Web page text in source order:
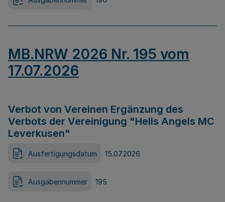
MB.NRW 2026 Nr. 195 vom
17.07.2026
Verbot von Vereinen Ergänzung des
Verbots der Vereinigung "Hells Angels MC
Leverkusen"
Ausfertigungsdatum 15.07.2026
Ausgabennummer 195